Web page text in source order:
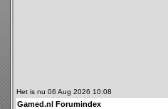
Het is nu 06 Aug 2026 10:08
Gamed.nl Forumindex